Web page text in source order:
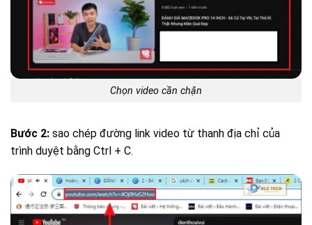
Chọn video cần chặn
Bước 2: sao chép đường link video từ thanh địa chỉ của
trình duyệt bằng Ctrl + C.